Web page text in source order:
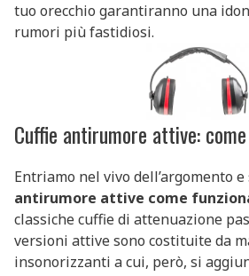
tuo orecchio garantiranno una
rumori più fastidiosi.
Cuffie antirumore attive:
Entriamo nel vivo dell’argomento
antirumore attive come
classiche cuffie di attenuazione
versioni attive sono costituite da
insonorizzanti a cui, però, si